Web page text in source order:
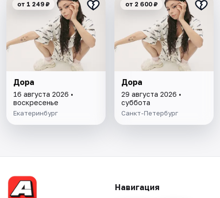
от 1 249 ₽
Дора
16 августа 2026 •
воскресенье
Екатеринбург
от 2 600 ₽
Дора
29 августа 2026 •
суббота
Санкт-Петербург
Навигация